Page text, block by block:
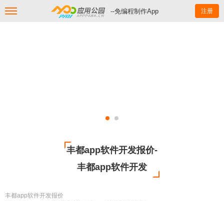
--免编程制作App 注册
丰都app软件开发报价-
丰都app软件开发
丰都app软件开发报价